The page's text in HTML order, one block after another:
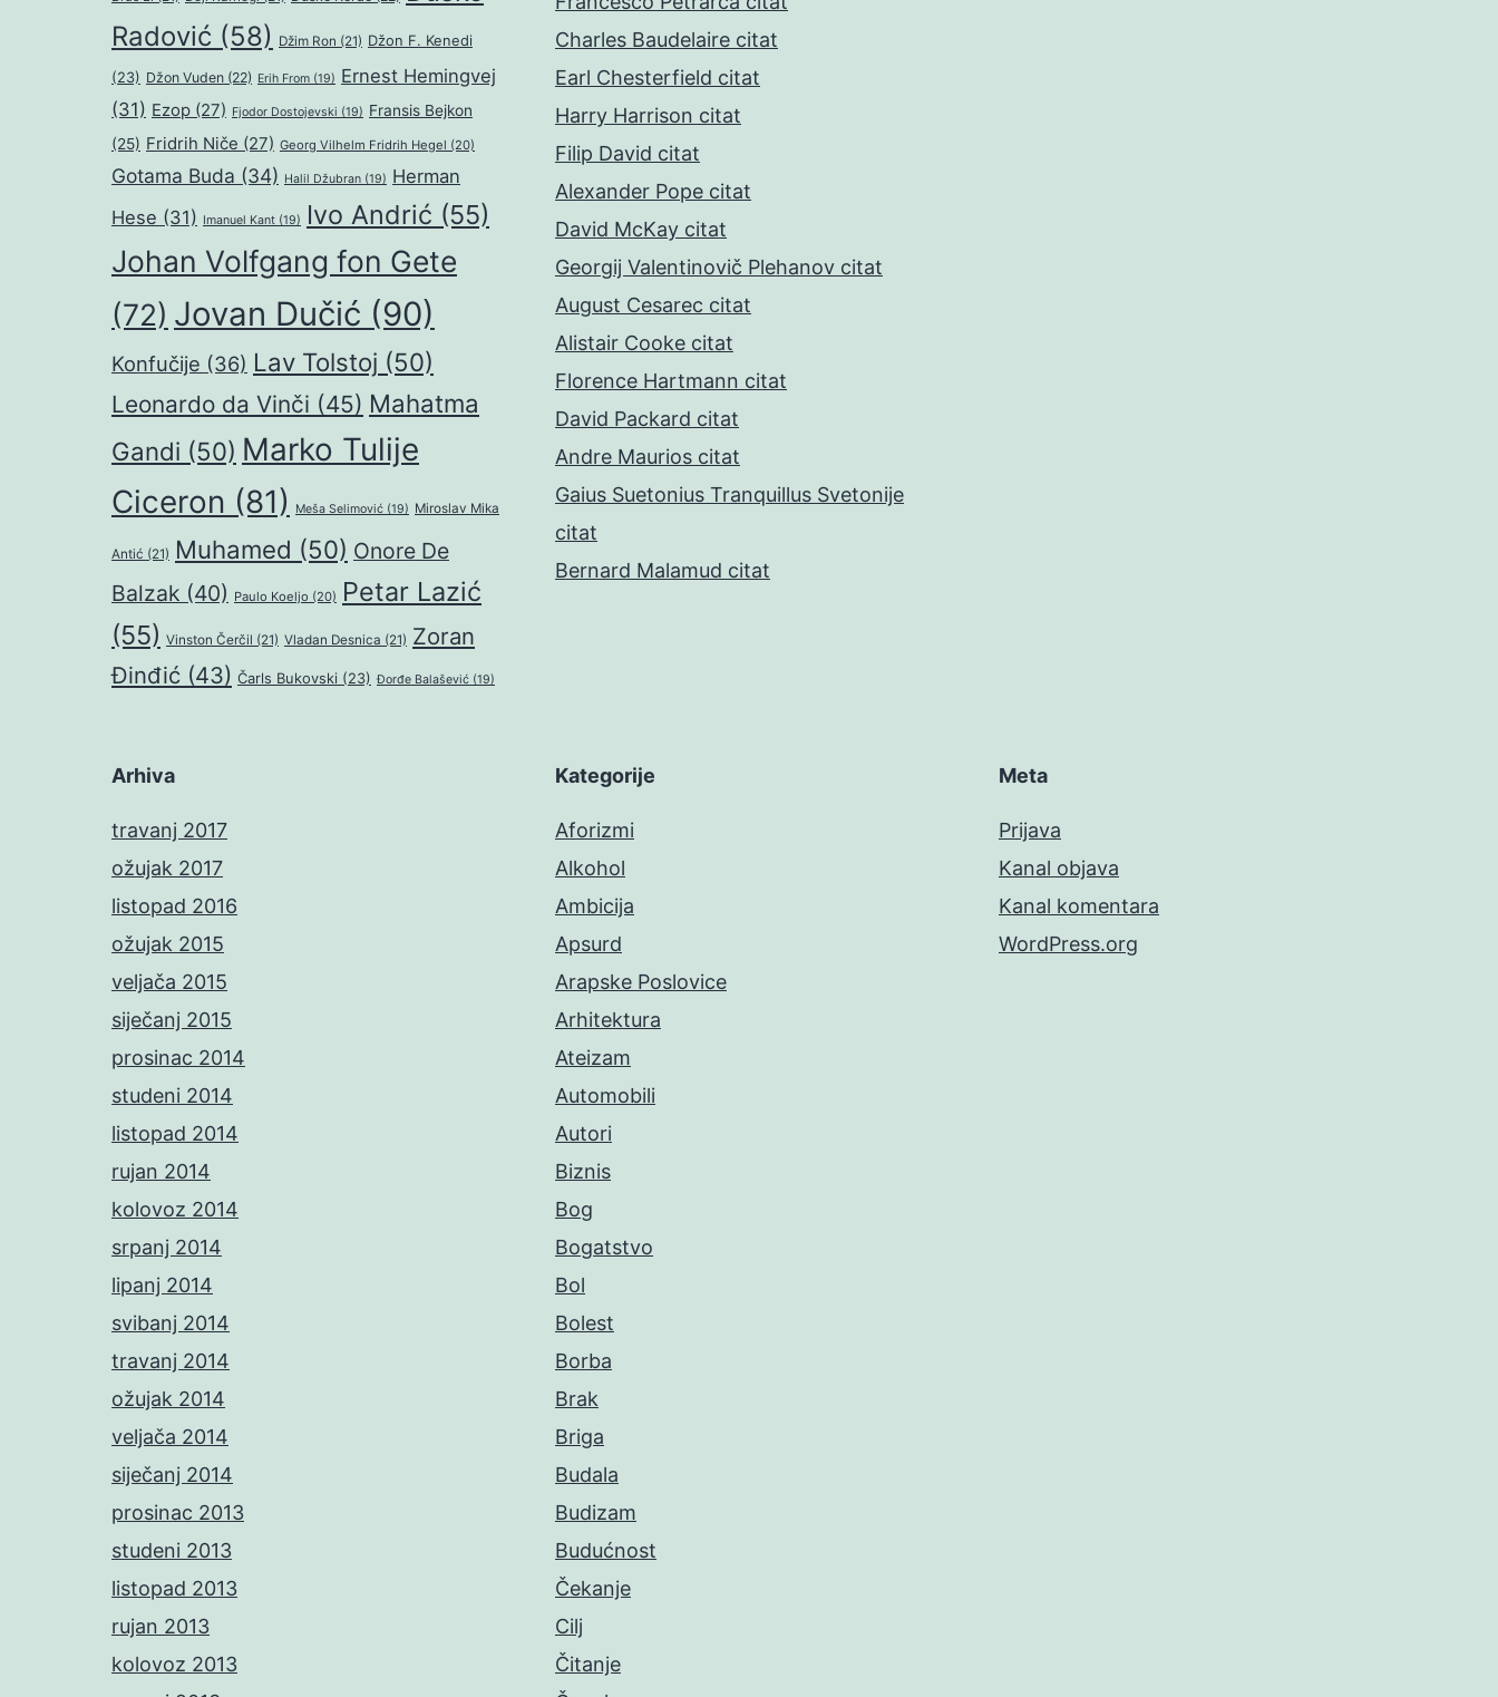
Radović (58) Džim Ron (21) Džon F. Kenedi
(23) Džon Vuden (22) Erih From (19) Ernest Hemingvej
(31) Ezop (27) Fjodor Dostojevski (19) Fransis Bejkon
(25) Fridrih Niče (27) Georg Vilhelm Fridrih Hegel (20)
Gotama Buda (34) Halil Džubran (19) Herman
Hese (31) Imanuel Kant (19) Ivo Andrić (55)
Johan Volfgang fon Gete
(72) Jovan Dučić (90)
Konfučije (36) Lav Tolstoj (50)
Leonardo da Vinči (45) Mahatma
Gandi (50) Marko Tulije
Ciceron (81) Meša Selimović (19) Miroslav Mika
Antić (21) Muhamed (50) Onore De
Balzak (40) Paulo Koeljo (20) Petar Lazić
(55) Vinston Čerčil (21) Vladan Desnica (21) Zoran
Đinđić (43) Čarls Bukovski (23) Đorđe Balašević (19)
Charles Baudelaire citat
Earl Chesterfield citat
Harry Harrison citat
Filip David citat
Alexander Pope citat
David McKay citat
Georgij Valentinovič Plehanov citat
August Cesarec citat
Alistair Cooke citat
Florence Hartmann citat
David Packard citat
Andre Maurios citat
Gaius Suetonius Tranquillus Svetonije
citat
Bernard Malamud citat
Arhiva
travanj 2017
ožujak 2017
listopad 2016
ožujak 2015
veljača 2015
siječanj 2015
prosinac 2014
studeni 2014
listopad 2014
rujan 2014
kolovoz 2014
srpanj 2014
lipanj 2014
svibanj 2014
travanj 2014
ožujak 2014
veljača 2014
siječanj 2014
prosinac 2013
studeni 2013
listopad 2013
rujan 2013
kolovoz 2013
Kategorije
Aforizmi
Alkohol
Ambicija
Apsurd
Arapske Poslovice
Arhitektura
Ateizam
Automobili
Autori
Biznis
Bog
Bogatstvo
Bol
Bolest
Borba
Brak
Briga
Budala
Budizam
Budućnost
Čekanje
Cilj
Čitanje
Meta
Prijava
Kanal objava
Kanal komentara
WordPress.org